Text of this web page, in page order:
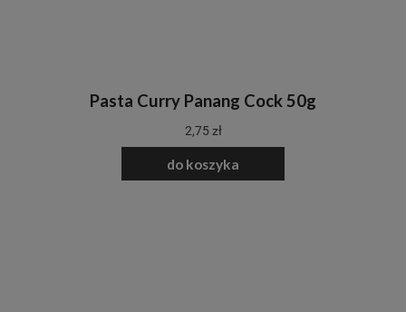
Pasta Curry Panang Cock 50g
2,75 zł
do koszyka